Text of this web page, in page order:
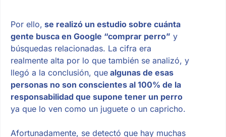
Por ello, se realizó un estudio sobre cuánta
gente busca en Google “comprar perro” y
búsquedas relacionadas. La cifra era
realmente alta por lo que también se analizó, y
llegó a la conclusión, quealgunas de esas
personas no son conscientes al 100% de la
responsabilidad que supone tener un perro
ya que lo ven como un juguete o un capricho.
Afortunadamente, se detectó que hay muchas